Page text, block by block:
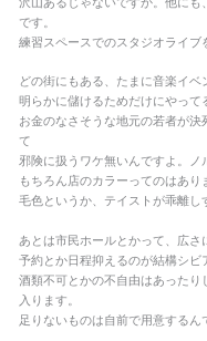
です。
練習スペースでのスタジオライブ
どの街にもある、たまに音楽イベ
明らかに儲けるためだけにやって
お金のなさそうな地元の若者が
て
邪険に扱うワケ無いんですよ。ノ
もちろん店のカラーってのはあ
毛色というか、テイストが乖離し
あとは市民ホールとかって、広さ
予約とか日程抑えるのが結構シ
酒類不可とかの不自由はあった
入ります。
足りないものは自前で用意するん